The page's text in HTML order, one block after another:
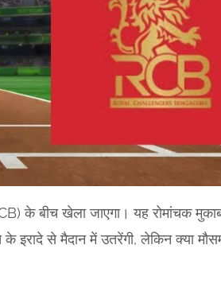
के बीच खेला जाएगा। यह रोमांचक
इरादे से मैदान में उतरेंगी, लेकिन क्या